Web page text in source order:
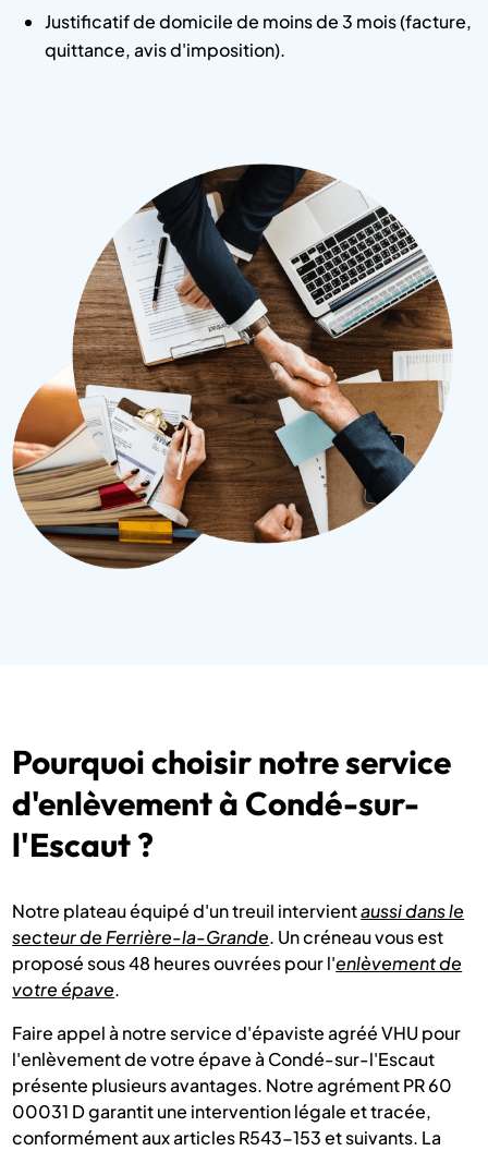
Justificatif de domicile de moins de 3 mois (facture,
quittance, avis d'imposition).
Pourquoi choisir notre service
d'enlèvement à Condé-sur-
l'Escaut ?
Notre plateau équipé d'un treuil intervientaussi dans le
secteur de Ferrière-la-Grande. Un créneau vous est
proposé sous 48 heures ouvrées pour l'enlèvement de
votre épave.
Faire appel à notre service d'épaviste agréé VHU pour
l'enlèvement de votre épave à Condé-sur-l'Escaut
présente plusieurs avantages. Notre agrément PR 60
00031 D garantit une intervention légale et tracée,
conformément aux articles R543-153 et suivants. La